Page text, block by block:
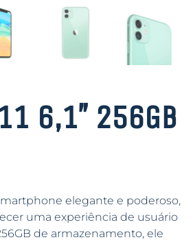
6,1″ 256GB
elegante e poderoso,
uma experiência de usuário
de armazenamento, ele